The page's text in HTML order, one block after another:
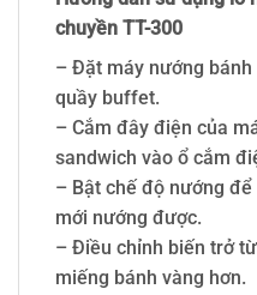
chuyền TT-300
– Đặt máy nướng
quầy buffet.
– Cắm đây điện của
sandwich vào ổ cắm
– Bật chế độ nướng
mới nướng được.
– Điều chỉnh biến trở
miếng bánh vàng hơn.